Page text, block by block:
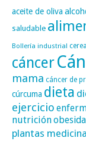
aceite de oliva
saludable
Bollería industrial
cáncer
mama cáncer de
cúrcuma dieta
ejercicio
nutrición
plantas